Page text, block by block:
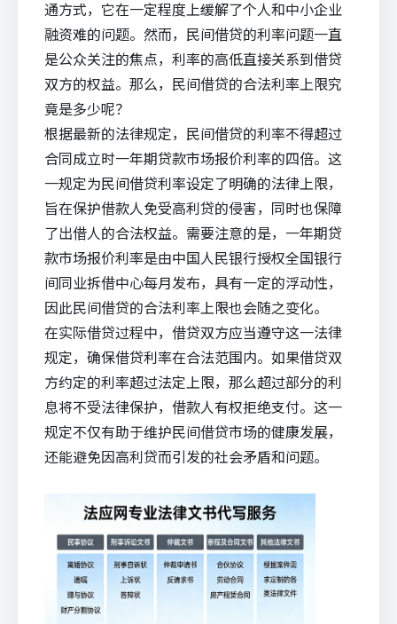
通方式，它在一定程度上缓解了个人和中小企业
融资难的问题。然而，民间借贷的利率问题一直
是公众关注的焦点，利率的高低直接关系到借贷
双方的权益。那么，民间借贷的合法利率上限究
竟是多少呢？
根据最新的法律规定，民间借贷的利率不得超过
合同成立时一年期贷款市场报价利率的四倍。这
一规定为民间借贷利率设定了明确的法律上限，
旨在保护借款人免受高利贷的侵害，同时也保障
了出借人的合法权益。需要注意的是，一年期贷
款市场报价利率是由中国人民银行授权全国银行
间同业拆借中心每月发布，具有一定的浮动性，
因此民间借贷的合法利率上限也会随之变化。
在实际借贷过程中，借贷双方应当遵守这一法律
规定，确保借贷利率在合法范围内。如果借贷双
方约定的利率超过法定上限，那么超过部分的利
息将不受法律保护，借款人有权拒绝支付。这一
规定不仅有助于维护民间借贷市场的健康发展，
还能避免因高利贷而引发的社会矛盾和问题。